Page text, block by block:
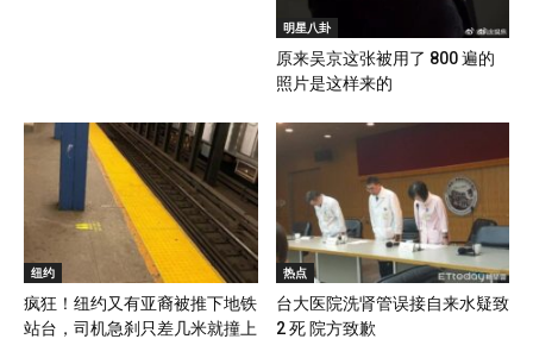
明星八卦
原来吴京这张被用了 800 遍的
照片是这样来的
纽约
疯狂！纽约又有亚裔被推下地铁
站台，司机急刹只差几米就撞上
热点
台大医院洗肾管误接自来水疑致
2 死 院方致歉